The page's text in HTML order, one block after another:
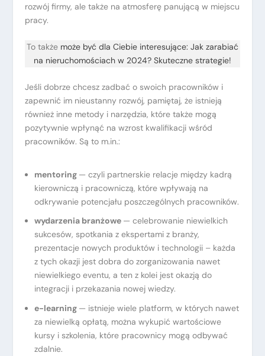
rozwój firmy, ale także na atmosferę panującą w miejscu
pracy.
To także może być dla Ciebie interesujące: Jak zarabiać
na nieruchomościach w 2024? Skuteczne strategie!
Jeśli dobrze chcesz zadbać o swoich pracowników i
zapewnić im nieustanny rozwój, pamiętaj, że istnieją
również inne metody i narzędzia, które także mogą
pozytywnie wpłynąć na wzrost kwalifikacji wśród
pracowników. Są to m.in.:
mentoring — czyli partnerskie relacje między kadrą
kierowniczą i pracowniczą, które wpływają na
odkrywanie potencjału poszczególnych pracowników.
wydarzenia branżowe — celebrowanie niewielkich
sukcesów, spotkania z ekspertami z branży,
prezentacje nowych produktów i technologii – każda
z tych okazji jest dobra do zorganizowania nawet
niewielkiego eventu, a ten z kolei jest okazją do
integracji i przekazania nowej wiedzy.
e-learning — istnieje wiele platform, w których nawet
za niewielką opłatą, można wykupić wartościowe
kursy i szkolenia, które pracownicy mogą odbywać
zdalnie.